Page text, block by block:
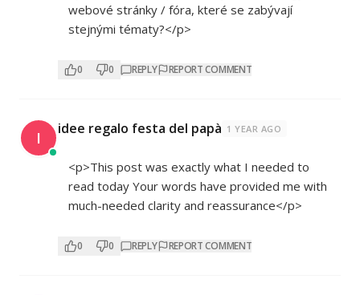
webové stránky / fóra, které se zabývají
stejnými tématy?</p>
0 0 REPLY REPORT COMMENT
I idee regalo festa del papà 1 YEAR AGO
<p>This post was exactly what I needed to
read today Your words have provided me with
much-needed clarity and reassurance</p>
0 0 REPLY REPORT COMMENT